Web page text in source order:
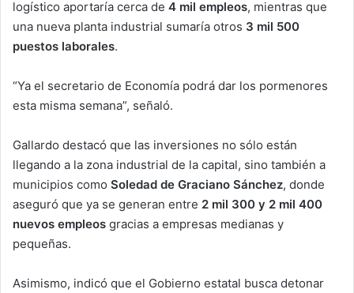
logístico aportaría cerca de 4 mil empleos, mientras que
una nueva planta industrial sumaría otros 3 mil 500
puestos laborales.
“Ya el secretario de Economía podrá dar los pormenores
esta misma semana”, señaló.
Gallardo destacó que las inversiones no sólo están
llegando a la zona industrial de la capital, sino también a
municipios como Soledad de Graciano Sánchez, donde
aseguró que ya se generan entre 2 mil 300 y 2 mil 400
nuevos empleos gracias a empresas medianas y
pequeñas.
Asimismo, indicó que el Gobierno estatal busca detonar